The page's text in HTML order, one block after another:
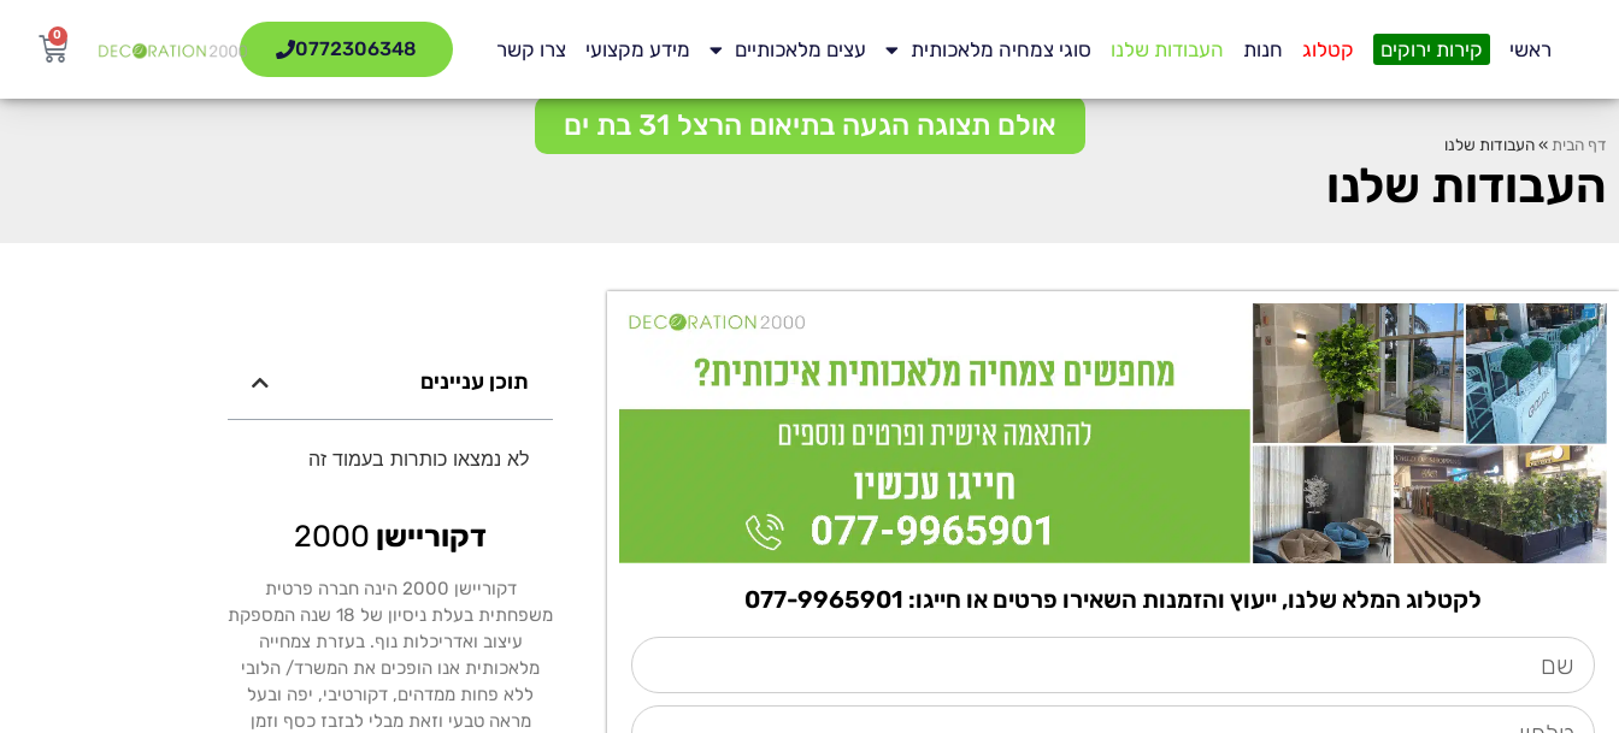
ראשי קירות ירוקים קטלוג חנות העבודות שלנו סוגי צמחיה מלאכותית עצים מלאכותיים מידע מקצועי צרו קשר 0772306348
0
אולם תצוגה הגעה בתיאום הרצל 31 בת ים
דף הבית »העבודות שלנו
העבודות שלנו
לקטלוג המלא שלנו, ייעוץ והזמנות השאירו פרטים או חייגו: 077-9965901
תוכן עניינים
לא נמצאו כותרות בעמוד זה
דקוריישן 2000
דקוריישן 2000 הינה חברה פרטית
משפחתית בעלת ניסיון של 18 שנה המספקת
עיצוב ואדריכלות נוף. בעזרת צמחייה
מלאכותית אנו הופכים את המשרד/ הלובי
ללא פחות ממדהים, דקורטיבי, יפה ובעל
מראה טבעי וזאת מבלי לבזבז כסף וזמן